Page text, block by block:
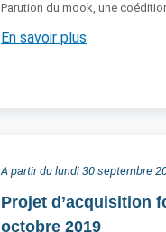
Parution du mook, une
En savoir plus
A partir du lundi 30 septembre
Projet d’acquisition
octobre 2019